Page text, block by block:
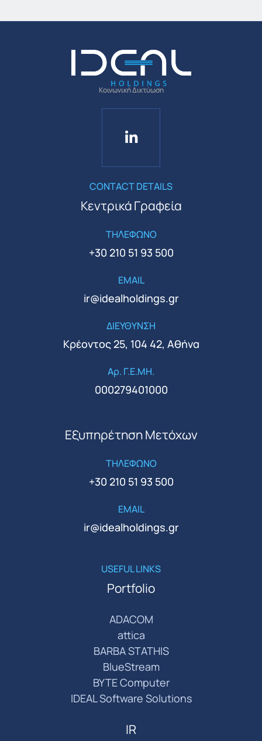
Κοινωνική Δικτύωση
CONTACT DETAILS
Κεντρικά Γραφεία
ΤΗΛΕΦΩΝΟ
+30 210 51 93 500
EMAIL
ir@idealholdings.gr
ΔΙΕΥΘΥΝΣΗ
Κρέοντος 25, 104 42, Αθήνα
Αρ. Γ.Ε.ΜΗ.
000279401000
Εξυπηρέτηση Μετόχων
ΤΗΛΕΦΩΝΟ
+30 210 51 93 500
EMAIL
ir@idealholdings.gr
USEFUL LINKS
Portfolio
ADACOM
attica
BARBA STATHIS
BlueStream
BYTE Computer
IDEAL Software Solutions
IR